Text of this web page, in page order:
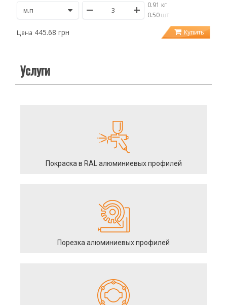
0.91 кг
/0.50 шт
Цена 445.68 грн Купить
Услуги
Покраска в RAL алюминиевых профилей
Порезка алюминиевых профилей